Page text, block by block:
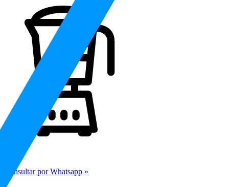
Consultar por Whatsapp »